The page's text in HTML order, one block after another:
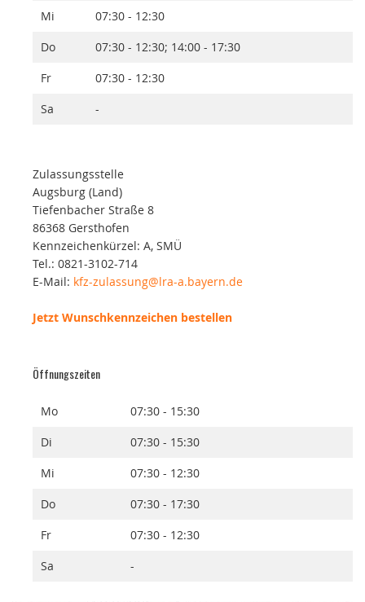
Mi
07:30 - 12:30
Do
07:30 - 12:30; 14:00 - 17:30
Fr
07:30 - 12:30
Sa
-
Zulassungsstelle
Augsburg (Land)
Tiefenbacher Straße 8
86368 Gersthofen
Kennzeichenkürzel: A, SMÜ
Tel.: 0821-3102-714
E-Mail: kfz-zulassung@lra-a.bayern.de
Jetzt Wunschkennzeichen bestellen
Öffnungszeiten
Mo
07:30 - 15:30
Di
07:30 - 15:30
Mi
07:30 - 12:30
Do
07:30 - 17:30
Fr
07:30 - 12:30
Sa
-